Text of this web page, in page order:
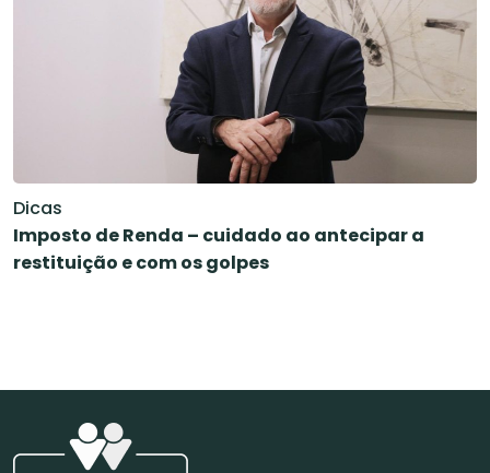
Dicas
Imposto de Renda – cuidado ao antecipar a
restituição e com os golpes